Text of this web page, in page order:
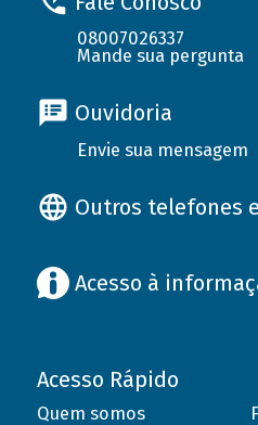
08007026337
Mande sua pergunta
Ouvidoria
Envie sua mensagem
Outros telefones
Acesso à
Acesso Rápido
Quem somos